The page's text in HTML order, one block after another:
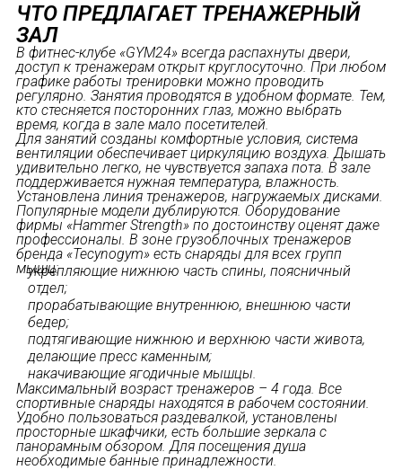
ЧТО ПРЕДЛАГАЕТ ТРЕНАЖЕРНЫЙ
ЗАЛ
В фитнес-клубе «GYM24» всегда распахнуты двери,
доступ к тренажерам открыт круглосуточно. При любом
графике работы тренировки можно проводить
регулярно. Занятия проводятся в удобном формате. Тем,
кто стесняется посторонних глаз, можно выбрать
время, когда в зале мало посетителей.
Для занятий созданы комфортные условия, система
вентиляции обеспечивает циркуляцию воздуха. Дышать
удивительно легко, не чувствуется запаха пота. В зале
поддерживается нужная температура, влажность.
Установлена линия тренажеров, нагружаемых дисками.
Популярные модели дублируются. Оборудование
фирмы «Hammer Strength» по достоинству оценят даже
профессионалы. В зоне грузоблочных тренажеров
бренда «Tecynogym» есть снаряды для всех групп
мышц:
укрепляющие нижнюю часть спины, поясничный
отдел;
прорабатывающие внутреннюю, внешнюю части
бедер;
подтягивающие нижнюю и верхнюю части живота,
делающие пресс каменным;
накачивающие ягодичные мышцы.
Максимальный возраст тренажеров – 4 года. Все
спортивные снаряды находятся в рабочем состоянии.
Удобно пользоваться раздевалкой, установлены
просторные шкафчики, есть большие зеркала с
панорамным обзором. Для посещения душа
необходимые банные принадлежности.